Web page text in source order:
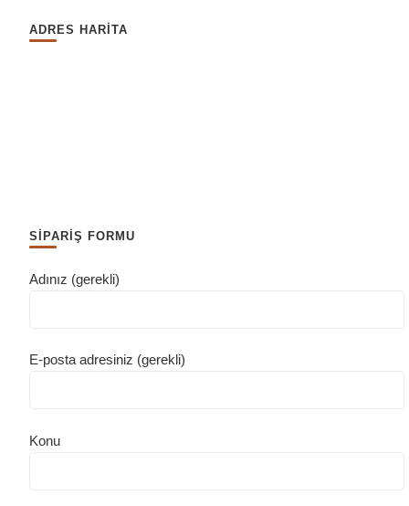
ADRES HARİTA
SİPARİŞ FORMU
Adınız (gerekli)
E-posta adresiniz (gerekli)
Konu